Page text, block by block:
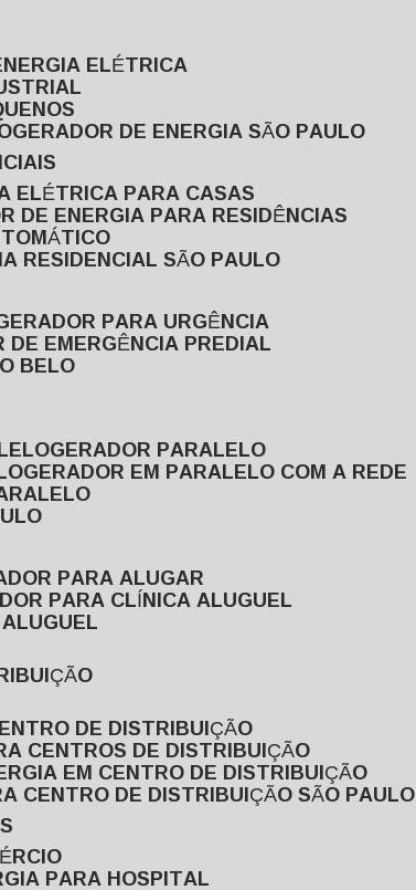
ELÉTRICA
GERADOR DE ENERGIA SÃO PAULO
ELÉTRICA PARA CASAS
DE ENERGIA PARA RESIDÊNCIAS
RESIDENCIAL SÃO PAULO
GERADOR PARA URGÊNCIA
DE EMERGÊNCIA PREDIAL
BELO
GERADOR PARALELO
GERADOR EM PARALELO COM A REDE
PARA ALUGAR
PARA CLÍNICA ALUGUEL
DE DISTRIBUIÇÃO
CENTROS DE DISTRIBUIÇÃO
EM CENTRO DE DISTRIBUIÇÃO
CENTRO DE DISTRIBUIÇÃO SÃO PAULO
PARA HOSPITAL